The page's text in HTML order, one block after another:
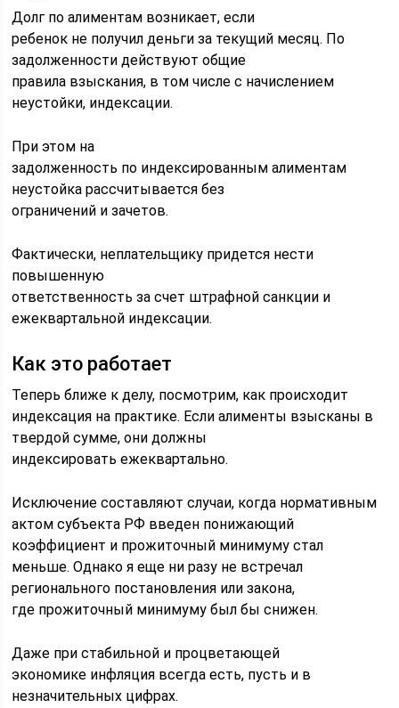
Долг по алиментам возникает, если
ребенок не получил деньги за текущий месяц. По
задолженности действуют общие
правила взыскания, в том числе с начислением
неустойки, индексации.
При этом на
задолженность по индексированным алиментам
неустойка рассчитывается без
ограничений и зачетов.
Фактически, неплательщику придется нести
повышенную
ответственность за счет штрафной санкции и
ежеквартальной индексации.
Как это работает
Теперь ближе к делу, посмотрим, как происходит
индексация на практике. Если алименты взысканы в
твердой сумме, они должны
индексировать ежеквартально.
Исключение составляют случаи, когда нормативным
актом субъекта РФ введен понижающий
коэффициент и прожиточный минимуму стал
меньше. Однако я еще ни разу не встречал
регионального постановления или закона,
где прожиточный минимуму был бы снижен.
Даже при стабильной и процветающей
экономике инфляция всегда есть, пусть и в
незначительных цифрах.